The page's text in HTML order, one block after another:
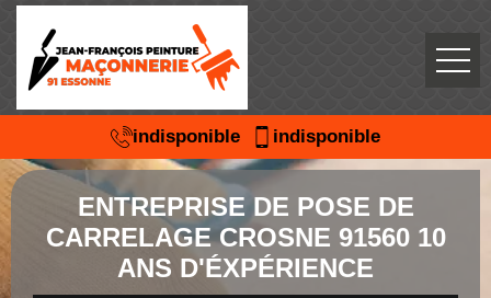
indisponible indisponible
ENTREPRISE DE POSE DE
CARRELAGE CROSNE 91560 10
ANS D'ÉXPÉRIENCE